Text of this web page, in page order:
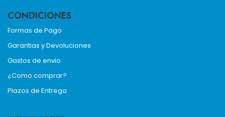
CONDICIONES
Formas de Pago
Garantias y Devoluciones
Gastos de envio
¿Como comprar?
Plazos de Entrega